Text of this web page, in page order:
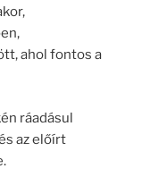
ahol fontos a
ráadásul
az előírt